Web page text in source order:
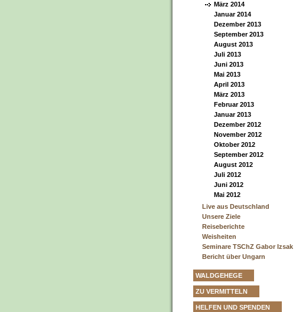
März 2014
Januar 2014
Dezember 2013
September 2013
August 2013
Juli 2013
Juni 2013
Mai 2013
April 2013
März 2013
Februar 2013
Januar 2013
Dezember 2012
November 2012
Oktober 2012
September 2012
August 2012
Juli 2012
Juni 2012
Mai 2012
Live aus Deutschland
Unsere Ziele
Reiseberichte
Weisheiten
Seminare TSChZ Gabor Izsak
Bericht über Ungarn
WALDGEHEGE
ZU VERMITTELN
HELFEN UND SPENDEN